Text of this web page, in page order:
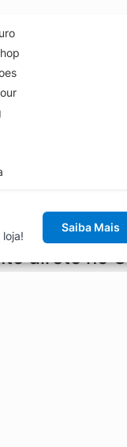
direto no
Saiba Mais